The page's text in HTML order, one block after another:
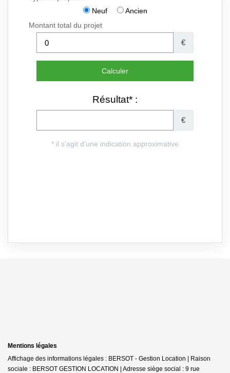
Mentions légales
Affichage des informations légales : BERSOT - Gestion Location | Raison
sociale : BERSOT GESTION LOCATION | Adresse siège social : 9 rue